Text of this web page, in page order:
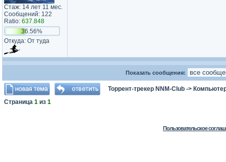
Стаж: 14 лет 11 мес.
Сообщений: 122
Ratio: 637.848
36.56%
Откуда: От туда
Показать сообщения:
Торрент-трекер NNM-Club ->
Страница 1 из 1
Пользовательское